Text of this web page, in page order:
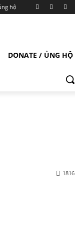
hộ
DONATE / ỦNG HỘ
1816